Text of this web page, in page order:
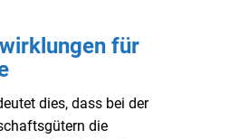
für
dies, dass bei der
die